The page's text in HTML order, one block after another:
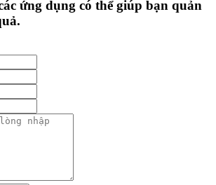
ứng dụng có thể giúp bạn quản